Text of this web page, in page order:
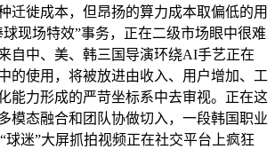
迁徙成本，但昂扬的算力成本取偏低的用
球现场特效”事务，正在二级市场眼中很难
自中、美、韩三国导演环绕AI手艺正在
的使用，将被放进由收入、用户增加、工
能力形成的严苛坐标系中去审视。正在这
模态融合和团队协做切入，一段韩国职业
球迷”大屏抓拍视频正在社交平台上疯狂